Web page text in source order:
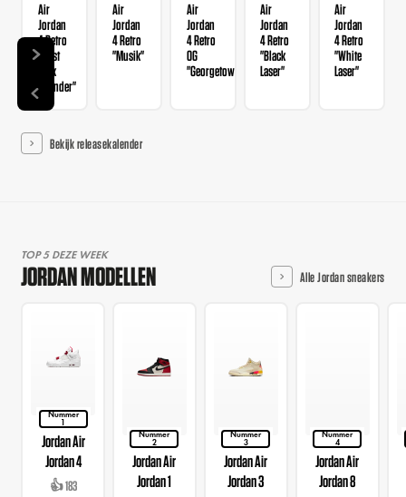
Air
Jordan
4 Retro
"Rust
Pink
Thunder"
Air
Jordan
4 Retro
"Musik"
Air
Jordan
4 Retro
OG
"Georgetown"
Air
Jordan
4 Retro
"Black
Laser"
Air
Jordan
4 Retro
"White
Laser"
Bekijk releasekalender
TOP 5 DEZE WEEK
JORDAN MODELLEN Alle Jordan sneakers
Nummer
1
Jordan Air
Jordan 4
👍 183
Nummer
2
Jordan Air
Jordan 1
Nummer
3
Jordan Air
Jordan 3
Nummer
4
Jordan Air
Jordan 8